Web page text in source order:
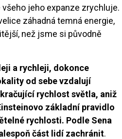
jeho expanze zrychluje.
záhadná temná energie,
než jsme si původně
a rychleji, dokonce
od sebe vzdalují
rychlost světla, aniž
základní pravidlo
rychlosti. Podle Sena
část lidí zachránit.